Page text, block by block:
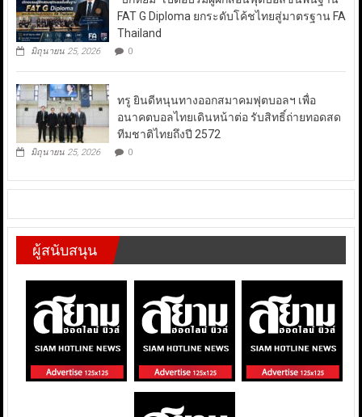
FAT G Diploma ยกระดับโค้ชไทยสู่มาตรฐาน FA
Thailand
มิถุนายน 25, 2026 0
ทรู ยินดีหนุนทางออกสมาคมฟุตบอลฯ เพื่อ
อนาคตบอลไทยเดินหน้าต่อ รับสิทธิ์ถ่ายทอดสด
ทีมชาติไทยถึงปี 2572
มิถุนายน 25, 2026 0
ผู้สนับสนุน